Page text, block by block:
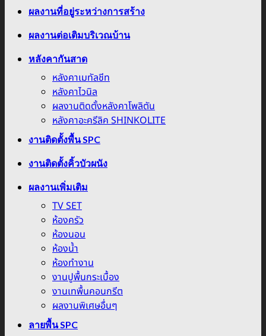
ผลงานที่อยู่ระหว่างการสร้าง
ผลงานต่อเติมบริเวณบ้าน
หลังคากันสาด
หลังคาเมทัลชีท
หลังคาไวนิล
ผลงานติดตั้งหลังคาโพลิตัน
หลังคาอะครีลิค SHINKOLITE
งานติดตั้งพื้น SPC
งานติดตั้งคิ้วบัวผนัง
ผลงานเพิ่มเติม
TV SET
ห้องครัว
ห้องนอน
ห้องน้ำ
ห้องทำงาน
งานปูพื้นกระเบื้อง
งานเทพื้นคอนกรีต
ผลงานพิเศษอื่นๆ
ลายพื้น SPC